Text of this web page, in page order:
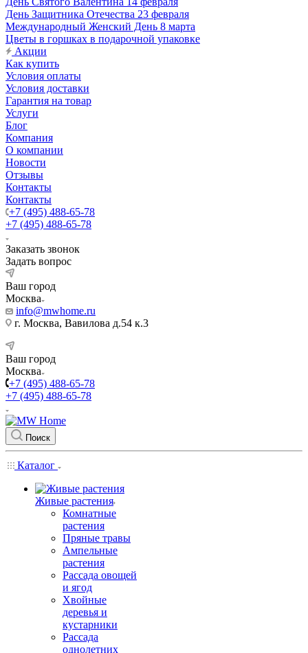
День Защитника Отечества 23 февраля
Международный Женский День 8 марта
Цветы в горшках в подарочной упаковке
Акции
Как купить
Условия оплаты
Условия доставки
Гарантия на товар
Услуги
Блог
Компания
О компании
Новости
Отзывы
Контакты
Контакты
+7 (495) 488-65-78
+7 (495) 488-65-78
Заказать звонок
Задать вопрос
Ваш город
Москва
info@mwhome.ru
г. Москва, Вавилова д.54 к.3
Ваш город
Москва
+7 (495) 488-65-78
+7 (495) 488-65-78
Поиск
Каталог
Живые растения
Комнатные
растения
Пряные травы
Ампельные
растения
Рассада овощей
и ягод
Хвойные
деревья и
кустарники
Рассада
однолетних